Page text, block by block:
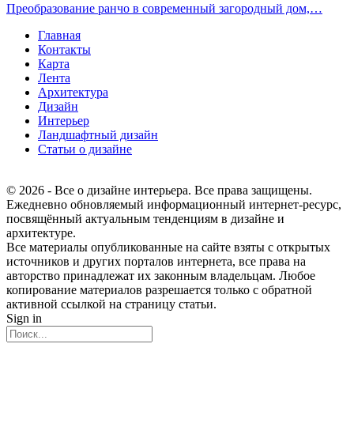
Преобразование ранчо в современный загородный дом,…
Главная
Контакты
Карта
Лента
Архитектура
Дизайн
Интерьер
Ландшафтный дизайн
Статьи о дизайне
© 2026 - Все о дизайне интерьера. Все права защищены.
Ежедневно обновляемый информационный интернет-ресурс,
посвящённый актуальным тенденциям в дизайне и
архитектуре.
Все материалы опубликованные на сайте взяты с открытых
источников и других порталов интернета, все права на
авторство принадлежат их законным владельцам. Любое
копирование материалов разрешается только с обратной
активной ссылкой на страницу статьи.
Sign in